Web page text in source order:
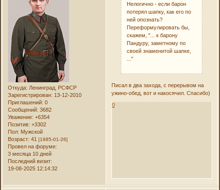
Откуда: Ленинград, РСФСР
Зарегистрирован: 13-12-2010
Приглашений: 0
Сообщений: 3682
Уважение: +6354
Позитив: +3302
Пол: Мужской
Возраст: 41[1985-01-26]
Провел на форуме:
3 месяца 10 дней
Последний визит:
19-08-2025 12:14:32
Нелогично - если барон
потерял шапку, как его по
ней опознать?
Переформулировать бы,
скажем, "... к барону
Пандуру, заметному по
своей знаменитой шапке,
..."
Писал в два захода, с перерывом на
ужино-обед, вот и накосячил. Спасибо)
0